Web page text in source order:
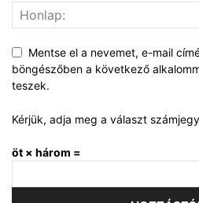
Mentse el a nevemet, e-mail
böngészőben a következő
teszek.
Kérjük, adja meg a választ
öt × három =